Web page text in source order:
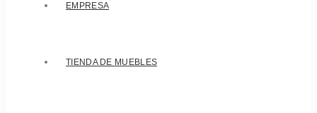
EMPRESA
TIENDA DE MUEBLES